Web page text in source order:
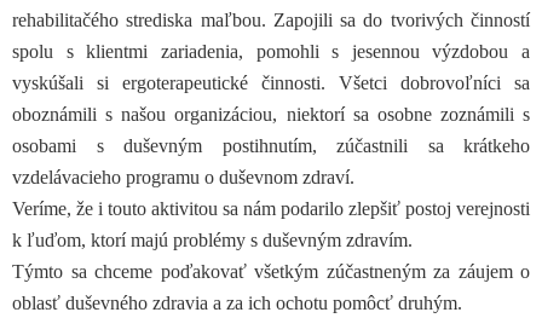
rehabilitačého strediska maľbou. Zapojili sa do tvorivých činností
spolu s klientmi zariadenia, pomohli s jesennou výzdobou a
vyskúšali si ergoterapeutické činnosti. Všetci dobrovoľníci sa
oboznámili s našou organizáciou, niektorí sa osobne zoznámili s
osobami s duševným postihnutím, zúčastnili sa krátkeho
vzdelávacieho programu o duševnom zdraví.
Veríme, že i touto aktivitou sa nám podarilo zlepšiť postoj verejnosti
k ľuďom, ktorí majú problémy s duševným zdravím.
Týmto sa chceme poďakovať všetkým zúčastneným za záujem o
oblasť duševného zdravia a za ich ochotu pomôcť druhým.